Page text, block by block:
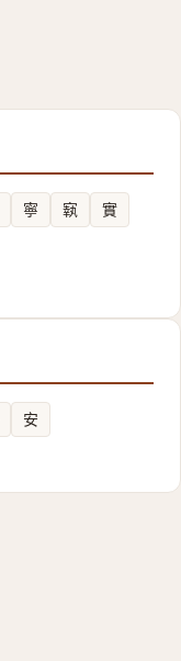
寧 㝪
實
安